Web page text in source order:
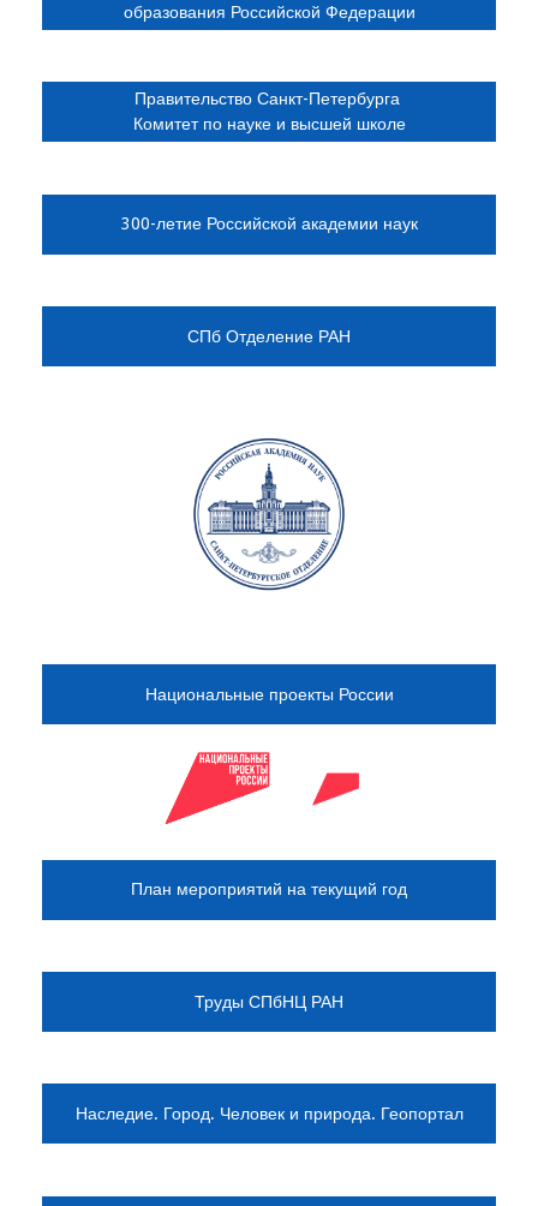
образования Российской Федерации
Правительство Санкт-Петербурга
Комитет по науке и высшей школе
300-летие Российской академии наук
СПб Отделение РАН
Национальные проекты России
План мероприятий на текущий год
Труды СПбНЦ РАН
Наследие. Город. Человек и природа. Геопортал